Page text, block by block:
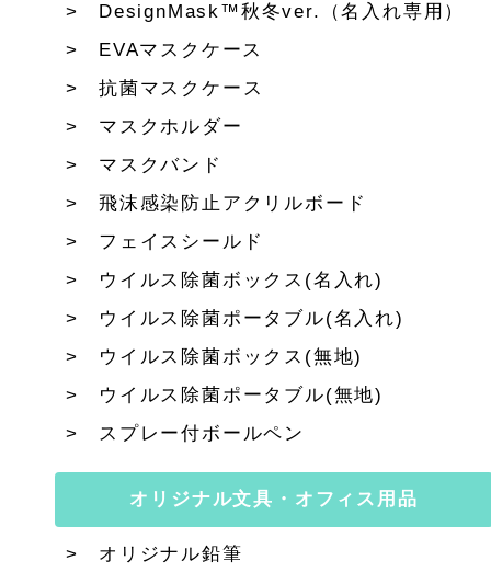
DesignMask™秋冬ver.（名入れ専用）
EVAマスクケース
抗菌マスクケース
マスクホルダー
マスクバンド
飛沫感染防止アクリルボード
フェイスシールド
ウイルス除菌ボックス(名入れ)
ウイルス除菌ポータブル(名入れ)
ウイルス除菌ボックス(無地)
ウイルス除菌ポータブル(無地)
スプレー付ボールペン
オリジナル文具・オフィス用品
オリジナル鉛筆